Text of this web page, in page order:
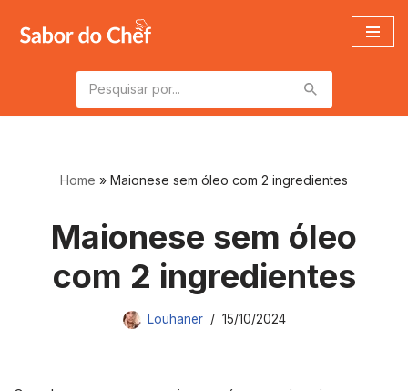
Pular
conteúdo
Home » Maionese sem óleo com 2 ingredientes
Maionese sem óleo
com 2 ingredientes
Louhaner 15/10/2024